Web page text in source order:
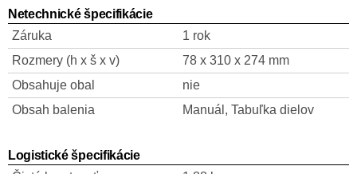
Netechnické špecifikácie
Záruka
1 rok
Rozmery (h x š x v)
78 x 310 x 274 mm
Obsahuje obal
nie
Obsah balenia
Manuál, Tabuľka dielov
Logistické špecifikácie